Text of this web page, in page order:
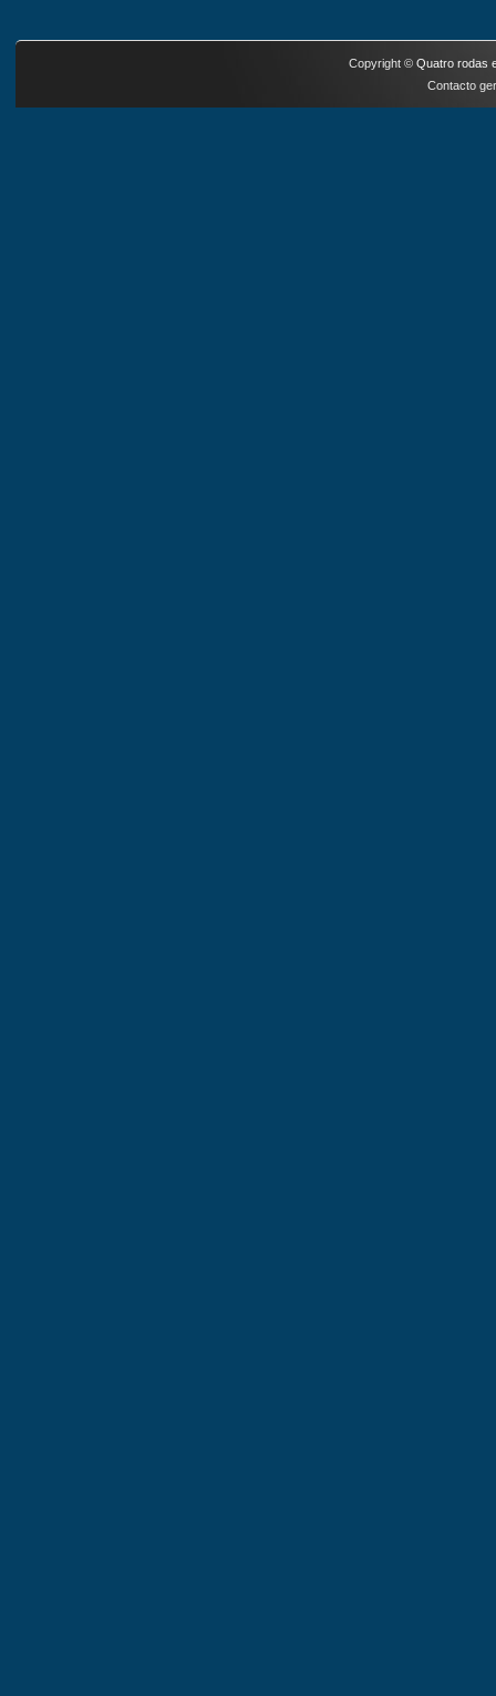
Copyright © Quatro rodas
Contacto